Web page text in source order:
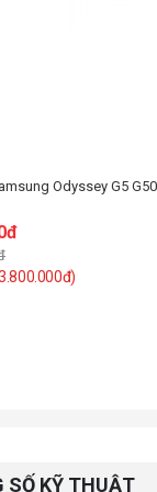
Odyssey G5
SỐ KỸ THUẬT